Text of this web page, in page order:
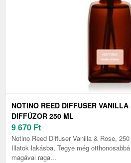
NOTINO REED DIFFUSER
DIFFÚZOR 250 ML
9 670 Ft
Notino Reed Diffuser Vanilla & Rose,
Illatok lakásba, Tegye még
magával raga...